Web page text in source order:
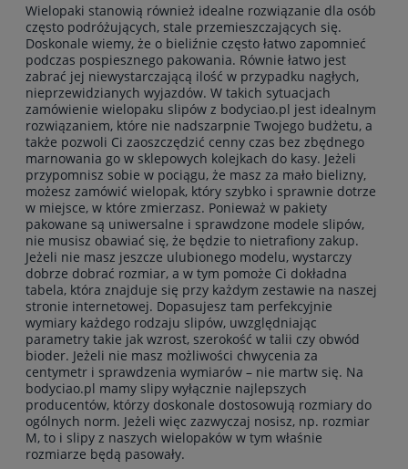
Wielopaki stanowią również idealne rozwiązanie dla osób
często podróżujących, stale przemieszczających się.
Doskonale wiemy, że o bieliźnie często łatwo zapomnieć
podczas pospiesznego pakowania. Równie łatwo jest
zabrać jej niewystarczającą ilość w przypadku nagłych,
nieprzewidzianych wyjazdów. W takich sytuacjach
zamówienie wielopaku slipów z bodyciao.pl jest idealnym
rozwiązaniem, które nie nadszarpnie Twojego budżetu, a
także pozwoli Ci zaoszczędzić cenny czas bez zbędnego
marnowania go w sklepowych kolejkach do kasy. Jeżeli
przypomnisz sobie w pociągu, że masz za mało bielizny,
możesz zamówić wielopak, który szybko i sprawnie dotrze
w miejsce, w które zmierzasz. Ponieważ w pakiety
pakowane są uniwersalne i sprawdzone modele slipów,
nie musisz obawiać się, że będzie to nietrafiony zakup.
Jeżeli nie masz jeszcze ulubionego modelu, wystarczy
dobrze dobrać rozmiar, a w tym pomoże Ci dokładna
tabela, która znajduje się przy każdym zestawie na naszej
stronie internetowej. Dopasujesz tam perfekcyjnie
wymiary każdego rodzaju slipów, uwzględniając
parametry takie jak wzrost, szerokość w talii czy obwód
bioder. Jeżeli nie masz możliwości chwycenia za
centymetr i sprawdzenia wymiarów – nie martw się. Na
bodyciao.pl mamy slipy wyłącznie najlepszych
producentów, którzy doskonale dostosowują rozmiary do
ogólnych norm. Jeżeli więc zazwyczaj nosisz, np. rozmiar
M, to i slipy z naszych wielopaków w tym właśnie
rozmiarze będą pasowały.